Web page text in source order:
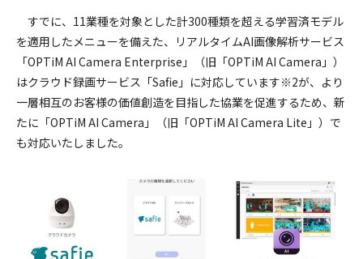
すでに、 11業種を対象とした計300種類を超える学習済モデル
を適用したメニューを備えた、リアルタイムAI画像解析サービス
「OPTiM AI Camera Enterprise」（旧「OPTiM AI Camera」）
はクラウド録画サービス「Safie」に対応しています※2が、より
一層相互のお客様の価値創造を目指した協業を促進するため、新
たに「OPTiM AI Camera」（旧「OPTiM AI Camera Lite」）で
も対応いたしました。